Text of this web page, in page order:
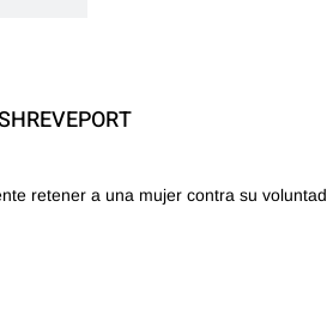
retener a una mujer contra su voluntad